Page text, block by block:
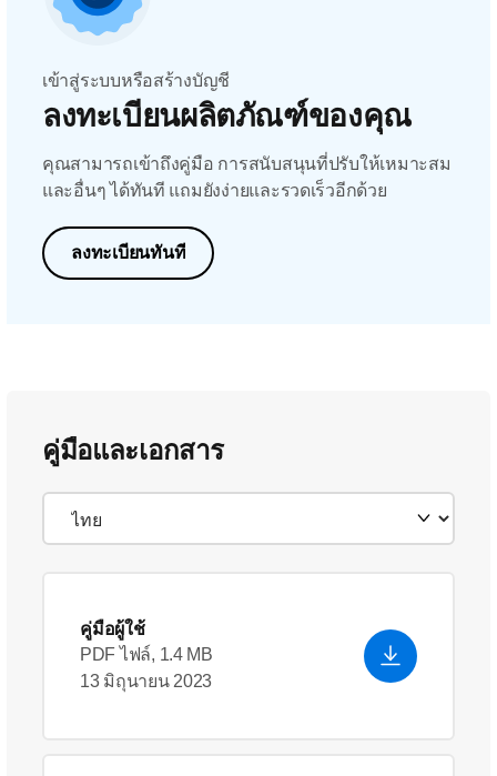
เข้าสู่ระบบหรือสร้างบัญชี
ลงทะเบียนผลิตภัณฑ์ของคุณ
คุณสามารถเข้าถึงคู่มือ การสนับสนุนที่ปรับให้เหมาะสม
และอื่นๆ ได้ทันที แถมยังง่ายและรวดเร็วอีกด้วย
ลงทะเบียนทันที
คู่มือและเอกสาร
คู่มือผู้ใช้
PDF ไฟล์, 1.4 MB
13 มิถุนายน 2023